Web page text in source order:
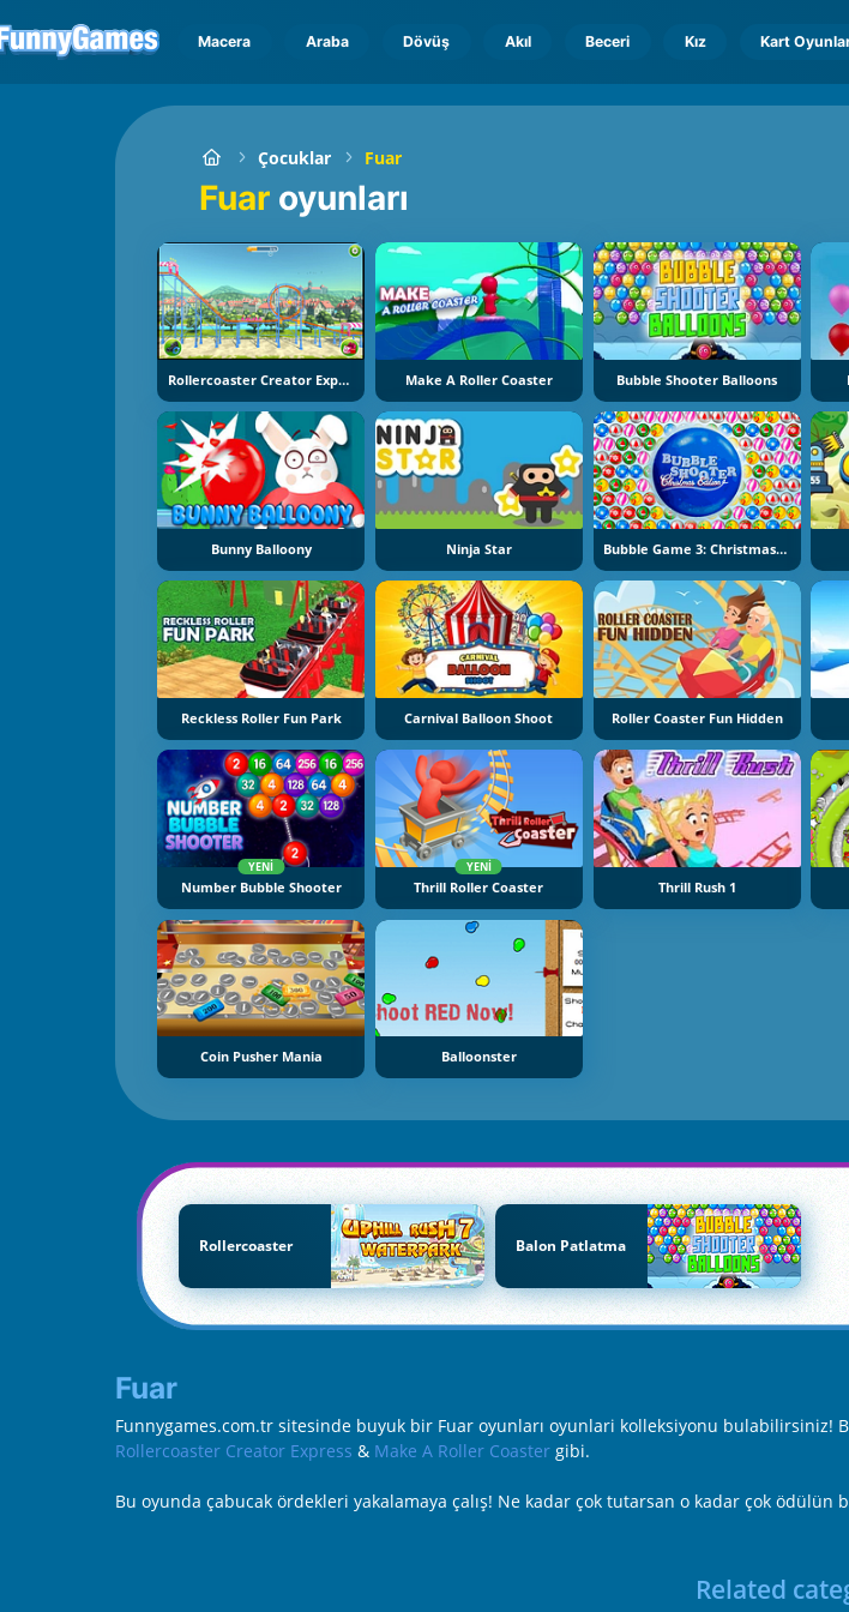
Macera Araba Dövüş Akıl Beceri Kız Kart
Çocuklar Fuar
Fuar oyunları
Rollercoaster Creator Express Make A Roller Coaster Bubble Shooter Balloons
Bunny Balloony Ninja Star Bubble Game 3: Christmas Edition
Reckless Roller Fun Park Carnival Balloon Shoot Roller Coaster Fun Hidden
YENI
Number Bubble Shooter
YENI
Thrill Roller Coaster Thrill Rush 1
Coin Pusher Mania Balloonster
Rollercoaster Balon Patlatma
Fuar
Funnygames.com.tr sitesinde buyuk bir Fuar oyunları oyunlari kolleksiyonu bulabilirsiniz!
Rollercoaster Creator Express & Make A Roller Coaster gibi.
Bu oyunda çabucak ördekleri yakalamaya çalış! Ne kadar çok tutarsan o kadar çok ödülün
Related